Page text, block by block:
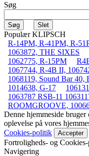
Søg
Populær KLIPSCH
R-14PM, R-41PM, R-
1063872, THE SIXES
1062775, R-15PM
1067744, R-4B II,
1068119, Sound Bar
1014638, G-17
1063787 RSB-11
ROOMGROOVE,
Denne hjemmeside
oplevelse på vores
Cookies-politik
Accepter
Fortroligheds- og
Navigering